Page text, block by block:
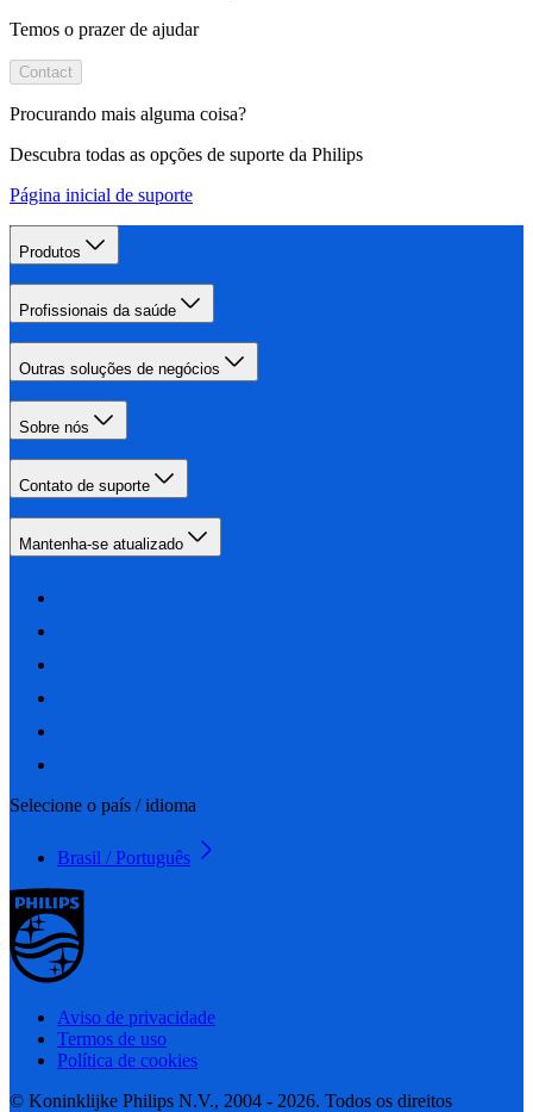
Temos o prazer de ajudar
Contact
Procurando mais alguma coisa?
Descubra todas as opções de suporte da Philips
Página inicial de suporte
Produtos
Profissionais da saúde
Outras soluções de negócios
Sobre nós
Contato de suporte
Mantenha-se atualizado
Selecione o país / idioma
Brasil / Português
Aviso de privacidade
Termos de uso
Política de cookies
© Koninklijke Philips N.V., 2004 - 2026. Todos os direitos